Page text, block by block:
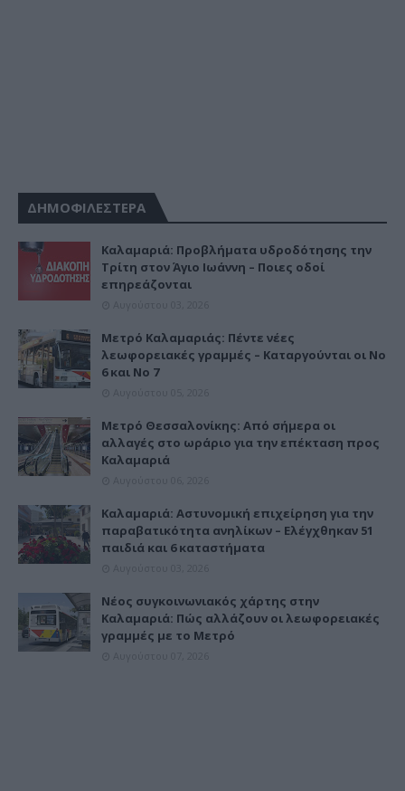
ΔΗΜΟΦΙΛΕΣΤΕΡΑ
Καλαμαριά: Προβλήματα υδροδότησης την
Τρίτη στον Άγιο Ιωάννη – Ποιες οδοί
επηρεάζονται
Μετρό Καλαμαριάς: Πέντε νέες
λεωφορειακές γραμμές – Καταργούνται οι Νο
6 και Νο 7
Μετρό Θεσσαλονίκης: Από σήμερα οι
αλλαγές στο ωράριο για την επέκταση προς
Καλαμαριά
Καλαμαριά: Αστυνομική επιχείρηση για την
παραβατικότητα ανηλίκων – Ελέγχθηκαν 51
παιδιά και 6 καταστήματα
Νέος συγκοινωνιακός χάρτης στην
Καλαμαριά: Πώς αλλάζουν οι λεωφορειακές
γραμμές με το Μετρό